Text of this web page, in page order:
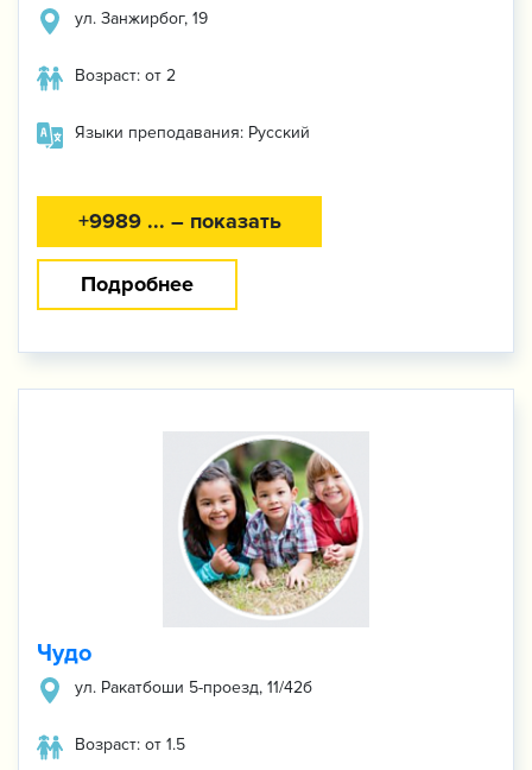
ул. Занжирбог, 19
Возраст: от 2
Языки преподавания: Русский
+9989 ... – показать
Подробнее
Чудо
ул. Ракатбоши 5-проезд, 11/42б
Возраст: от 1.5